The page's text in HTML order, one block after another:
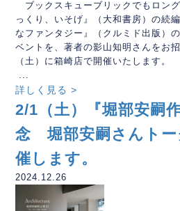
ブックスキューブリックでもロン
っくり、いそげ』（大和書房）の続
なファンタジー』（クルミド出版）
ベントを、著者の影山知明さんをお
（土）に箱崎店で開催いたします。
...
詳しく見る >
2/1（土）『堀部安嗣
念 堀部安嗣さんトー
催します。
2024.12.26